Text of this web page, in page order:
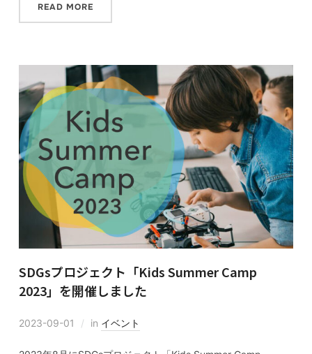
READ MORE
SDGsプロジェクト「Kids Summer Camp
2023」を開催しました
2023-09-01 in イベント